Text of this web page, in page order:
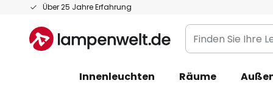
Über 25 Jahre Erfahrung
Zum
springen
Finden
Sie
Leuchte...
Innenleuchten Räume